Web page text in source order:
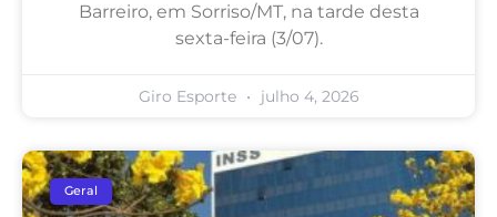
Barreiro, em Sorriso/MT, na tarde desta
sexta-feira (3/07).
Giro Esporte julho 4, 2026
Geral